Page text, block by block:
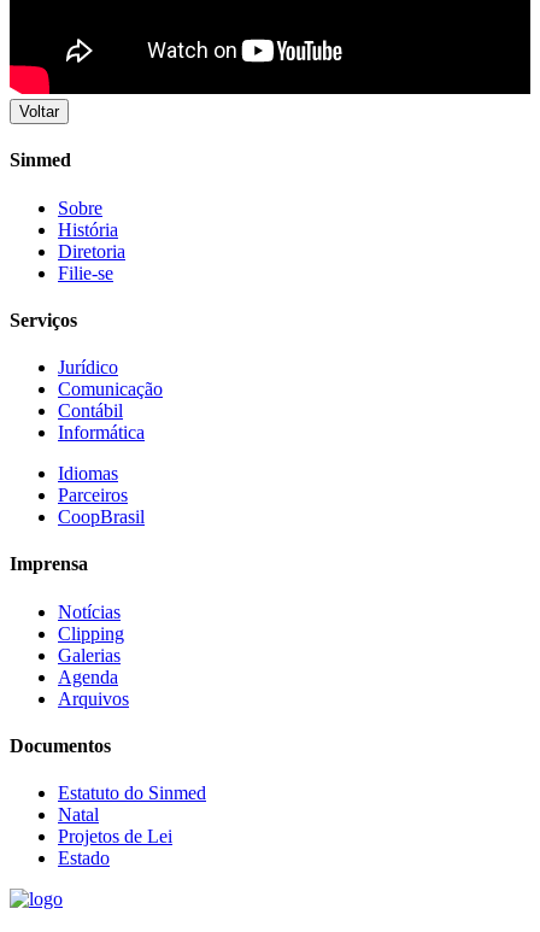
Voltar
Sinmed
Sobre
História
Diretoria
Filie-se
Serviços
Jurídico
Comunicação
Contábil
Informática
Idiomas
Parceiros
CoopBrasil
Imprensa
Notícias
Clipping
Galerias
Agenda
Arquivos
Documentos
Estatuto do Sinmed
Natal
Projetos de Lei
Estado